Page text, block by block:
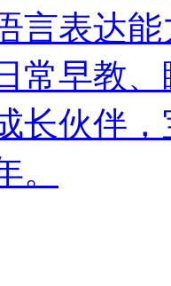
言表达
常早教
长伙伴
。